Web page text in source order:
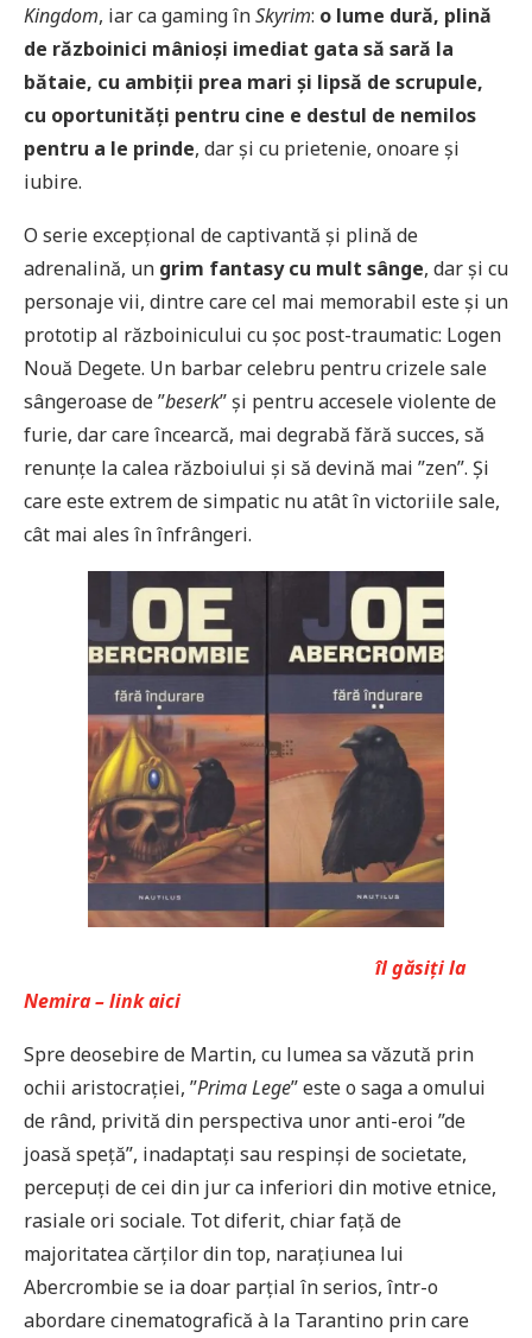
Kingdom, iar ca gaming înSkyrim: o lume dură, plină
de războinici mânioși imediat gata să sară la
bătaie, cu ambiții prea mari și lipsă de scrupule,
cu oportunități pentru cine e destul de nemilos
pentru a le prinde, dar și cu prietenie, onoare și
iubire.
O serie excepțional de captivantă și plină de
adrenalină, un grim fantasy cu mult sânge, dar și cu
personaje vii, dintre care cel mai memorabil este și un
prototip al războinicului cu șoc post-traumatic: Logen
Nouă Degete. Un barbar celebru pentru crizele sale
sângeroase de ”beserk” și pentru accesele violente de
furie, dar care încearcă, mai degrabă fără succes, să
renunțe la calea războiului și să devină mai ”zen”. Și
care este extrem de simpatic nu atât în victoriile sale,
cât mai ales în înfrângeri.
îl găsiți la
Nemira – link aici
Spre deosebire de Martin, cu lumea sa văzută prin
ochii aristocrației, ”Prima Lege” este o saga a omului
de rând, privită din perspectiva unor anti-eroi ”de
joasă speță”, inadaptați sau respinși de societate,
percepuți de cei din jur ca inferiori din motive etnice,
rasiale ori sociale. Tot diferit, chiar față de
majoritatea cărților din top, narațiunea lui
Abercrombie se ia doar parțial în serios, într-o
abordare cinematografică à la Tarantino prin care